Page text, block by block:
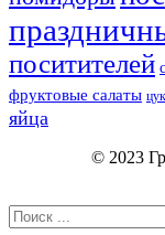
поситителей
фруктовые салаты
яйца
© 2023